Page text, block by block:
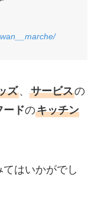
ズ、 サービスの
ードのキッチン
はいかがでし